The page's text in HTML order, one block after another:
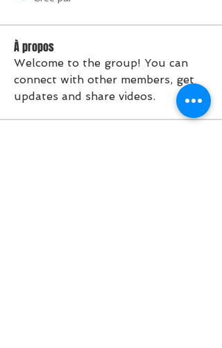
À propos
Welcome to the group! You can
connect with other members, get
updates and share videos.